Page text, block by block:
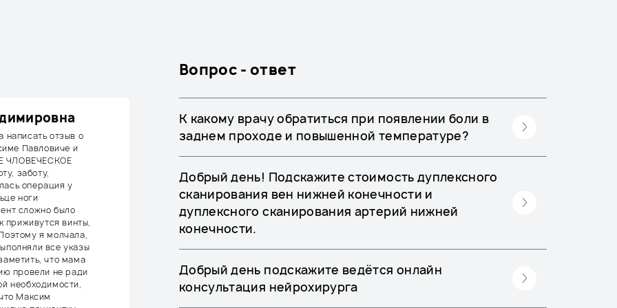
написать отзыв о
Павловиче и
ЧЛОВЕЧЕСКОЕ
заботу,
операция у
ноги
сложно было
приживутся винты,
я молчала,
все указы
что мама
провели не ради
необходимости,
Максим
Вопрос - ответ
К какому врачу обратиться при появлении боли в
заднем проходе и повышенной температуре?
Добрый день! Подскажите стоимость дуплексного
сканирования вен нижней конечности и
дуплексного сканирования артерий нижней
конечности.
Добрый день подскажите ведётся онлайн
консультация нейрохирурга